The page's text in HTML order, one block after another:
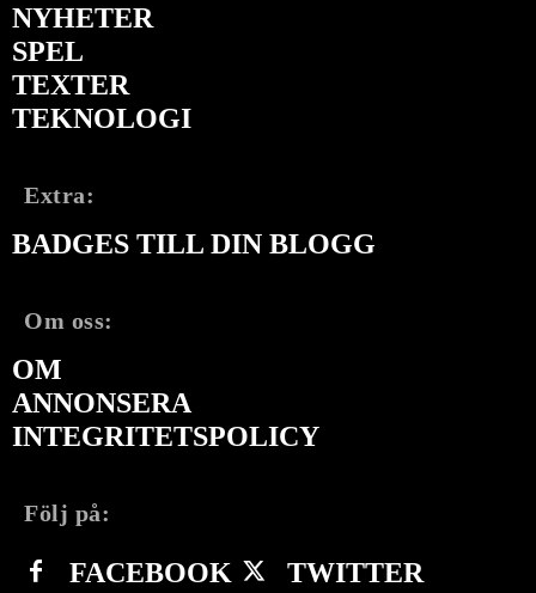
NYHETER
SPEL
TEXTER
TEKNOLOGI
Extra:
BADGES TILL DIN BLOGG
Om oss:
OM
ANNONSERA
INTEGRITETSPOLICY
Följ på:
FACEBOOK TWITTER